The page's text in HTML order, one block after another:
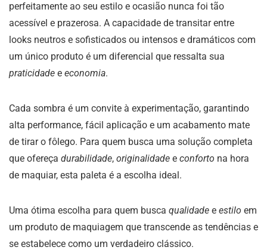
perfeitamente ao seu estilo e ocasião nunca foi tão
acessível e prazerosa. A capacidade de transitar entre
looks neutros e sofisticados ou intensos e dramáticos com
um único produto é um diferencial que ressalta sua
praticidade e economia.
Cada sombra é um convite à experimentação, garantindo
alta performance, fácil aplicação e um acabamento mate
de tirar o fôlego. Para quem busca uma solução completa
que ofereça durabilidade, originalidade e conforto na hora
de maquiar, esta paleta é a escolha ideal.
Uma ótima escolha para quem busca qualidade e estilo em
um produto de maquiagem que transcende as tendências e
se estabelece como um verdadeiro clássico.